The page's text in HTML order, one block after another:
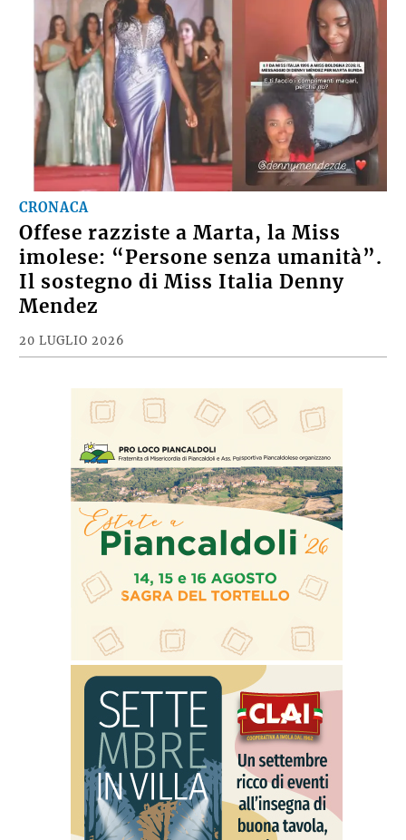
CRONACA
Offese razziste a Marta, la Miss
imolese: “Persone senza umanità”.
Il sostegno di Miss Italia Denny
Mendez
20 LUGLIO 2026